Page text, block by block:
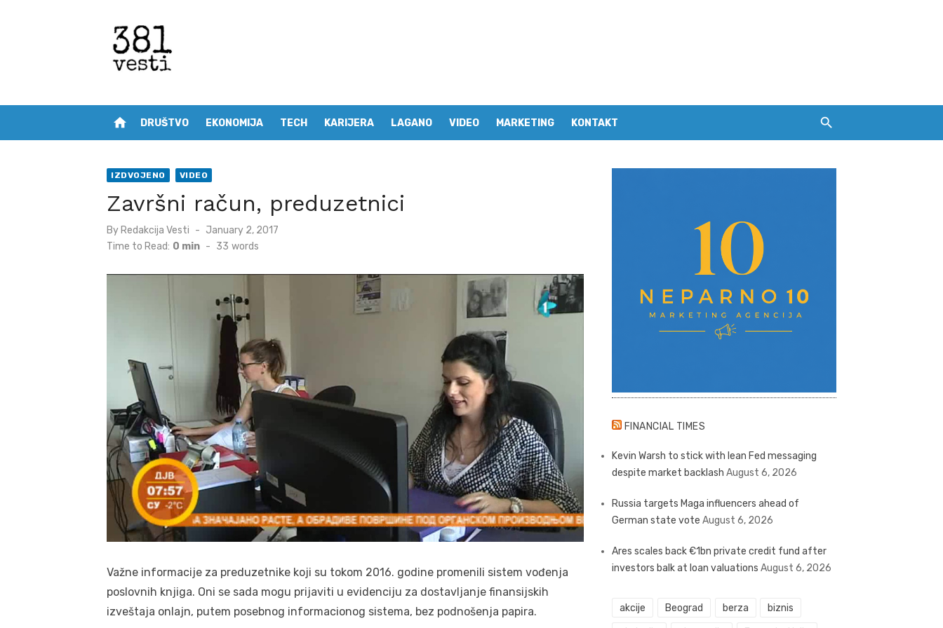
home DRUŠTVO EKONOMIJA TECH KARIJERA LAGANO VIDEO MARKETING KONTAKT
IZDVOJENO VIDEO
Završni račun, preduzetnici
By Redakcija Vesti
Posted
January 2, 2017
Time to Read: 0 min - 33 words
Važne informacije za preduzetnike koji su tokom 2016. godine promenili sistem vođenja
poslovnih knjiga. Oni se sada mogu prijaviti u evidenciju za dostavljanje finansijskih
izveštaja onlajn, putem posebnog informacionog sistema, bez podnošenja papira.
FINANCIAL TIMES
Kevin Warsh to stick with lean Fed messaging
despite market backlash August 6, 2026
Russia targets Maga influencers ahead of
German state vote August 6, 2026
Ares scales back €1bn private credit fund after
investors balk at loan valuations August 6, 2026
akcije Beograd berza biznis